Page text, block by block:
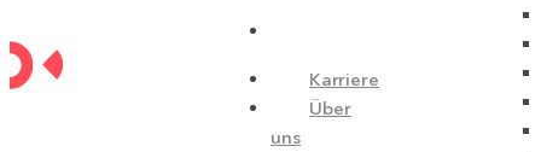
Karriere
Über
uns